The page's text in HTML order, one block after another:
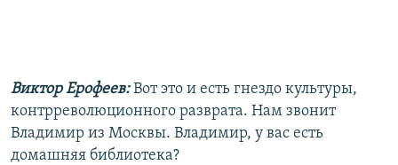
Виктор Ерофеев: Вот это и есть гнездо культуры,
контрреволюционного разврата. Нам звонит
Владимир из Москвы. Владимир, у вас есть
домашняя библиотека?